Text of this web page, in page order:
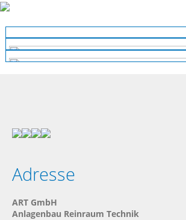
Adresse
ART GmbH
Anlagenbau Reinraum Technik